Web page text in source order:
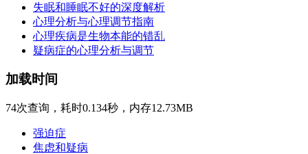
失眠和睡眠不好的深度解析
心理分析与心理调节指南
心理疾病是生物本能的错乱
疑病症的心理分析与调节
加载时间
74次查询，耗时0.134秒，内存12.73MB
强迫症
焦虑和疑病